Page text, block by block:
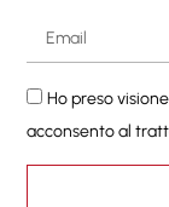
Ho preso
acconsento al